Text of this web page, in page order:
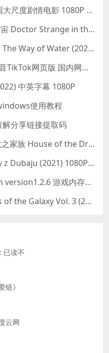
B级文件 B컷 (2022) 韩国大尺度剧情电影 1080P 中字
奇异博士2：疯狂多元宇宙 Doctor Strange in the Multiverse of Madness (2022) 高清版1080p
阿凡达：水之道 Avatar: The Way of Water (2022) 1080p 2k 4k 中文字幕
ProxiTok 开源国际版抖音TikTok网页版 国内网络直连
中英字幕 1080P
使用教程
分享链接提取码
HBO 权力的游戏前传 龙之家族 House of the Dragon (2022) 中字 1080P 更新4集
迪拜的女孩 Dziewczyny z Dubaju (2021) 1080P 中字
IOS 越狱软件iMemScan version1.2.6 游戏内存修改器
银河护卫队3 Guardians of the Galaxy Vol. 3 (2023)4K高清资源1080p只分享精品
已读不
链》
云网